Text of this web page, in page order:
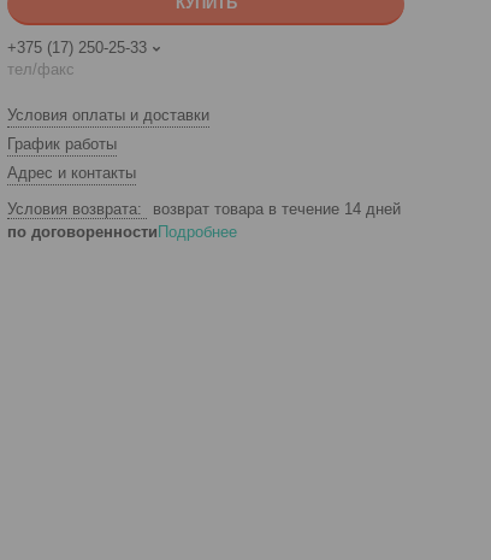
+375 (17) 250-25-33
тел/факс
Условия оплаты и доставки
График работы
Адрес и контакты
возврат товара в течение 14 дней
по договоренности Подробнее